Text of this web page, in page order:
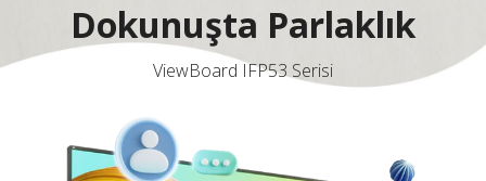
Dokunuşta Parlaklık
ViewBoard IFP53 Serisi